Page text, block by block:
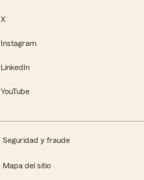
X
Instagram
LinkedIn
YouTube
Seguridad y fraude
Mapa del sitio